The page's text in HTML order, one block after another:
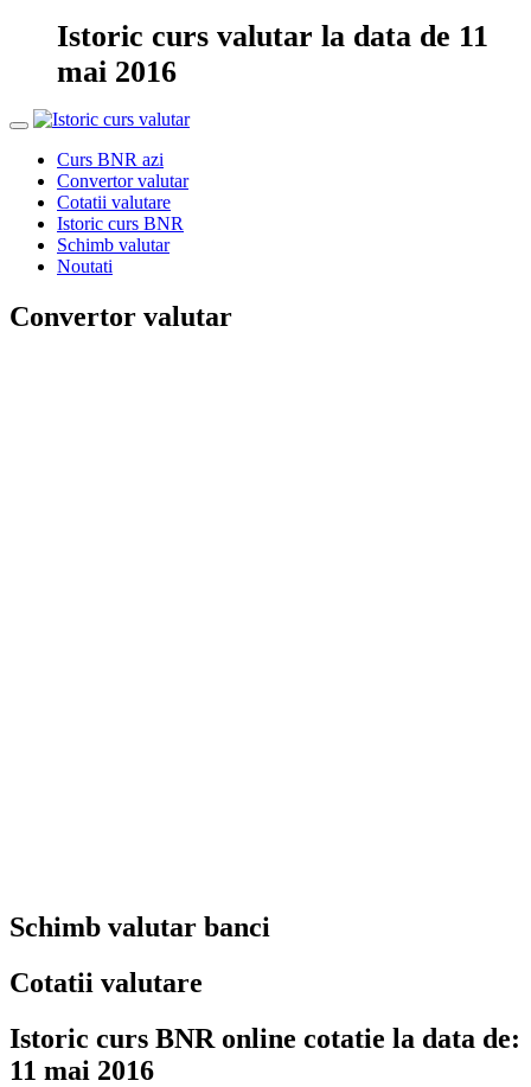
Istoric curs valutar la data de 11
mai 2016
Curs BNR azi
Convertor valutar
Cotatii valutare
Istoric curs BNR
Schimb valutar
Noutati
Convertor valutar
Schimb valutar banci
Cotatii valutare
Istoric curs BNR online cotatie la data de:
11 mai 2016